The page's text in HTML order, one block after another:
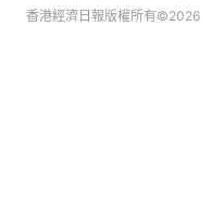
香港經濟日報版權所有©2026